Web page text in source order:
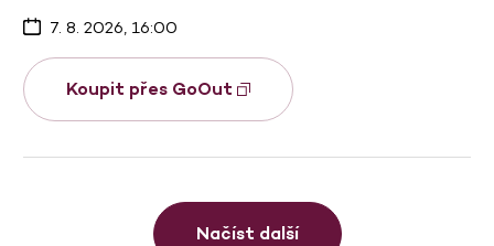
7. 8. 2026, 16:00
Koupit přes GoOut
Načíst další